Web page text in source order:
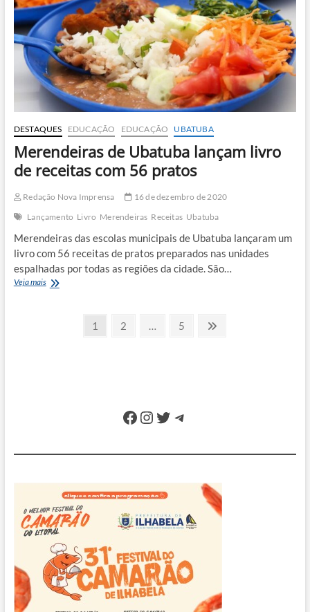
profissionais
nas
escolas
de
Ubatuba
DESTAQUES EDUCAÇÃO EDUCAÇÃO UBATUBA
Merendeiras de Ubatuba lançam livro
de receitas com 56 pratos
Redação Nova Imprensa
16 de dezembro de 2020
Lançamento Livro Merendeiras Receitas Ubatuba
Merendeiras das escolas municipais de Ubatuba lançaram um
livro com 56 receitas de pratos preparados nas unidades
espalhadas por todas as regiões da cidade. São…
Veja maisMerendeiras
PaginaçãoPage
1 Page
2 … Page
5
Facebook
Instagram
Twitter
Telegram